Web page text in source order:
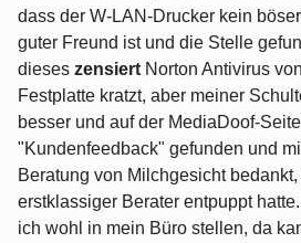
dass der W-LAN-Drucker kein
guter Freund ist und die Stelle
dieses zensiert Norton Antivirus
Festplatte kratzt, aber meiner
besser und auf der MediaDoof-
"Kundenfeedback" gefunden und
Beratung von Milchgesicht
erstklassiger Berater entpuppt
ich wohl in mein Büro stellen, da